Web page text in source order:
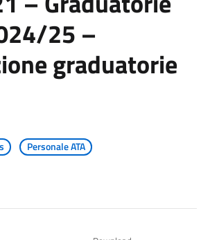
25 –
graduatorie
Personale ATA